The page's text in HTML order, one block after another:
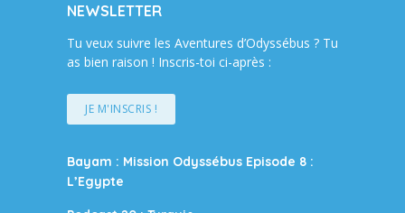
NEWSLETTER
Tu veux suivre les Aventures d’Odyssébus ? Tu
as bien raison ! Inscris-toi ci-après :
JE M'INSCRIS !
Bayam : Mission Odyssébus Episode 8 :
L’Egypte